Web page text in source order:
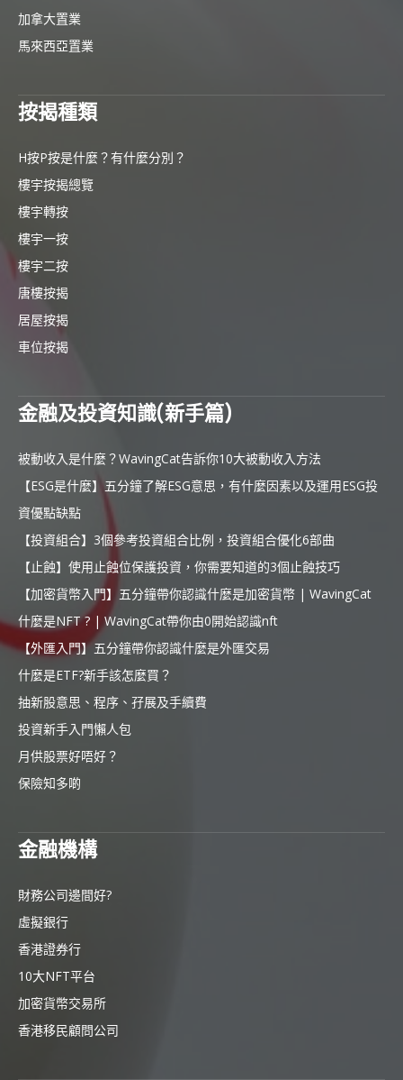
加拿大置業
馬來西亞置業
按揭種類
H按P按是什麼？有什麼分別？
樓宇按揭總覽
樓宇轉按
樓宇一按
樓宇二按
唐樓按揭
居屋按揭
車位按揭
金融及投資知識(新手篇)
被動收入是什麼？WavingCat告訴你10大被動收入方法
【ESG是什麼】五分鐘了解ESG意思，有什麼因素以及運用ESG投
資優點缺點
【投資組合】3個參考投資組合比例，投資組合優化6部曲
【止蝕】使用止蝕位保護投資，你需要知道的3個止蝕技巧
【加密貨幣入門】五分鐘帶你認識什麼是加密貨幣 | WavingCat
什麼是NFT ? | WavingCat帶你由0開始認識nft
【外匯入門】五分鐘帶你認識什麼是外匯交易
什麼是ETF?新手該怎麼買？
抽新股意思、程序、孖展及手續費
投資新手入門懶人包
月供股票好唔好？
保險知多啲
金融機構
財務公司邊間好?
虛擬銀行
香港證券行
10大NFT平台
加密貨幣交易所
香港移民顧問公司